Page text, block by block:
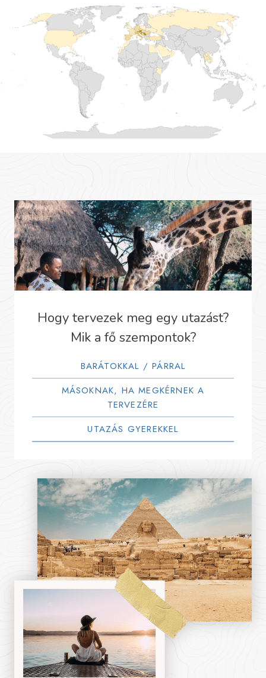
Hogy tervezek meg egy utazást?
Mik a fő szempontok?
BARÁTOKKAL / PÁRRAL
MÁSOKNAK, HA MEGKÉRNEK A
TERVEZÉRE
UTAZÁS GYEREKKEL